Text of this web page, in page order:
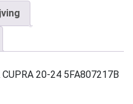
20-24 5FA807217B